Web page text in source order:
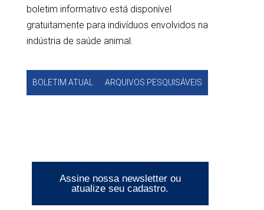
boletim informativo está disponível
gratuitamente para indivíduos envolvidos na
indústria de saúde animal.
BOLETIM ATUAL ARQUIVOS PESQUISÁVEIS
Assine nossa newsletter ou
atualize seu cadastro.